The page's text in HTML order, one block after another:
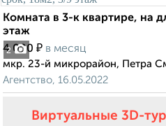
2
Комната в 3-к квартире, на
этаж
4 000 ₽ в месяц
мкр. 23-й микрорайон, Петра
Агентство, 16.05.2022
Виртуальные 3D-